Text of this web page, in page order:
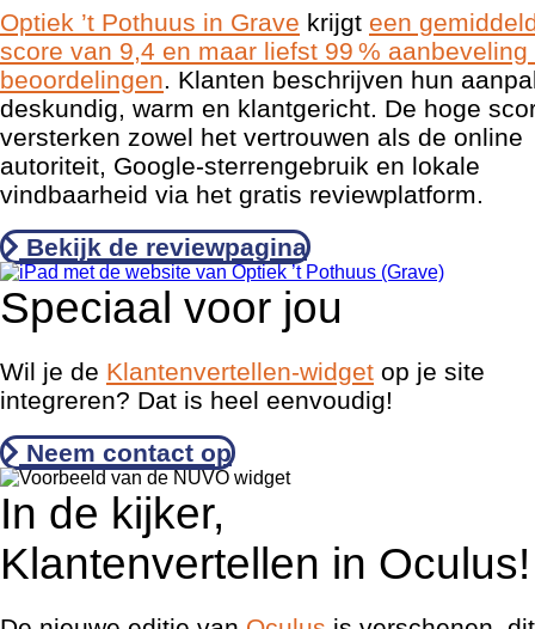
Optiek ’t Pothuus in Grave krijgt een
score van 9,4 en maar liefst 99 % aanbeveling
beoordelingen. Klanten beschrijven hun
deskundig, warm en klantgericht. De hoge
versterken zowel het vertrouwen als de online
autoriteit, Google-sterrengebruik en lokale
vindbaarheid via het gratis reviewplatform.
Bekijk de reviewpagina
Speciaal voor jou
Wil je de Klantenvertellen-widget op je site
integreren? Dat is heel eenvoudig!
Neem contact op
In de kijker,
Klantenvertellen in Oculus!